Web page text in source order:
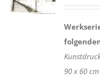
PRODUKT
90 x 60